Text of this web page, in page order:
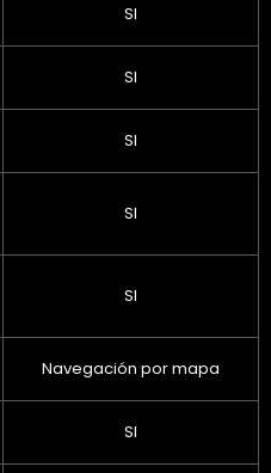
SI
SI
SI
SI
SI
Navegación por mapa
SI